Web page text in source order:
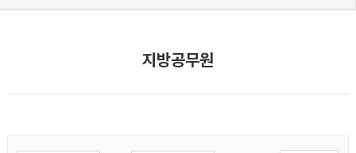
지방공무원